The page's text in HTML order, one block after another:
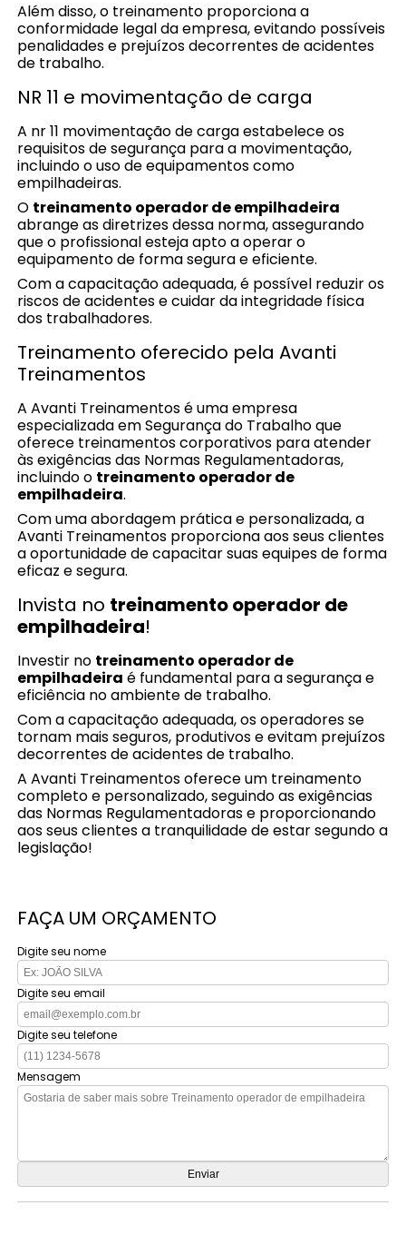
Além disso, o treinamento proporciona a
conformidade legal da empresa, evitando possíveis
penalidades e prejuízos decorrentes de acidentes
de trabalho.
NR 11 e movimentação de carga
A nr 11 movimentação de carga estabelece os
requisitos de segurança para a movimentação,
incluindo o uso de equipamentos como
empilhadeiras.
O treinamento operador de empilhadeira
abrange as diretrizes dessa norma, assegurando
que o profissional esteja apto a operar o
equipamento de forma segura e eficiente.
Com a capacitação adequada, é possível reduzir os
riscos de acidentes e cuidar da integridade física
dos trabalhadores.
Treinamento oferecido pela Avanti
Treinamentos
A Avanti Treinamentos é uma empresa
especializada em Segurança do Trabalho que
oferece treinamentos corporativos para atender
às exigências das Normas Regulamentadoras,
incluindo o treinamento operador de
empilhadeira.
Com uma abordagem prática e personalizada, a
Avanti Treinamentos proporciona aos seus clientes
a oportunidade de capacitar suas equipes de forma
eficaz e segura.
Invista no treinamento operador de
empilhadeira!
Investir no treinamento operador de
empilhadeira é fundamental para a segurança e
eficiência no ambiente de trabalho.
Com a capacitação adequada, os operadores se
tornam mais seguros, produtivos e evitam prejuízos
decorrentes de acidentes de trabalho.
A Avanti Treinamentos oferece um treinamento
completo e personalizado, seguindo as exigências
das Normas Regulamentadoras e proporcionando
aos seus clientes a tranquilidade de estar segundo a
legislação!
FAÇA UM ORÇAMENTO
Digite seu nome
Digite seu email
Digite seu telefone
Mensagem